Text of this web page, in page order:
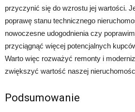
przyczynić się do wzrostu jej wartości.
poprawę stanu technicznego
nowoczesne udogodnienia czy
przyciągnąć więcej potencjalnych
Warto więc rozważyć remonty i
zwiększyć wartość naszej
Podsumowanie